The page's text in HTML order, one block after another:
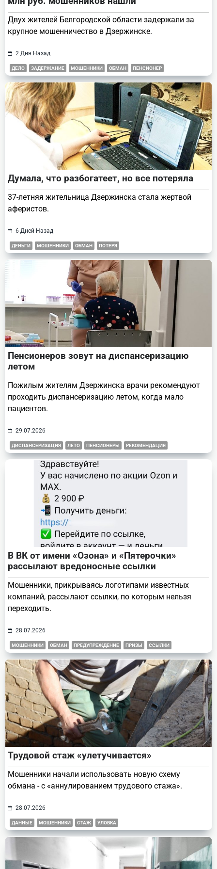
Двух жителей Белгородской области задержали за
крупное мошенничество в Дзержинске.
2 Дня Назад
ДЕЛО ЗАДЕРЖАНИЕ МОШЕННИКИ ОБМАН ПЕНСИОНЕР
Думала, что разбогатеет, но все потеряла
37-летняя жительница Дзержинска стала жертвой
аферистов.
6 Дней Назад
ДЕНЬГИ МОШЕННИКИ ОБМАН ПОТЕРЯ
Пенсионеров зовут на диспансеризацию
летом
Пожилым жителям Дзержинска врачи рекомендуют
проходить диспансеризацию летом, когда мало
пациентов.
29.07.2026
ДИСПАНСЕРИЗАЦИЯ ЛЕТО ПЕНСИОНЕРЫ РЕКОМЕНДАЦИЯ
В ВК от имени «Озона» и «Пятерочки»
рассылают вредоносные ссылки
Мошенники, прикрываясь логотипами известных
компаний, рассылают ссылки, по которым нельзя
переходить.
28.07.2026
МОШЕННИКИ ОБМАН ПРЕДУПРЕЖДЕНИЕ ПРИЗЫ ССЫЛКИ
Трудовой стаж «улетучивается»
Мошенники начали использовать новую схему
обмана - с «аннулированием трудового стажа».
28.07.2026
ДАННЫЕ МОШЕННИКИ СТАЖ УЛОВКА